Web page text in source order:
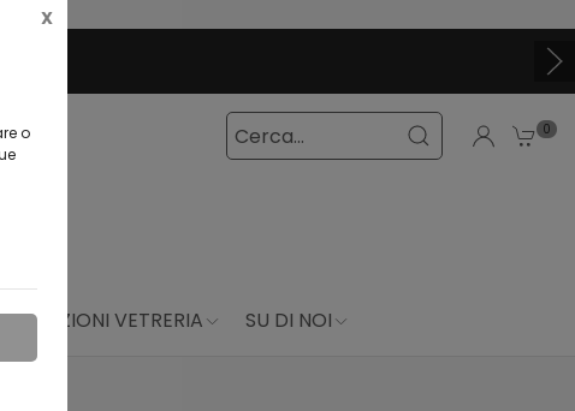
o
X
CLICCA E SCOPRI I COUPON
0
VETRERIA SU DI NOI